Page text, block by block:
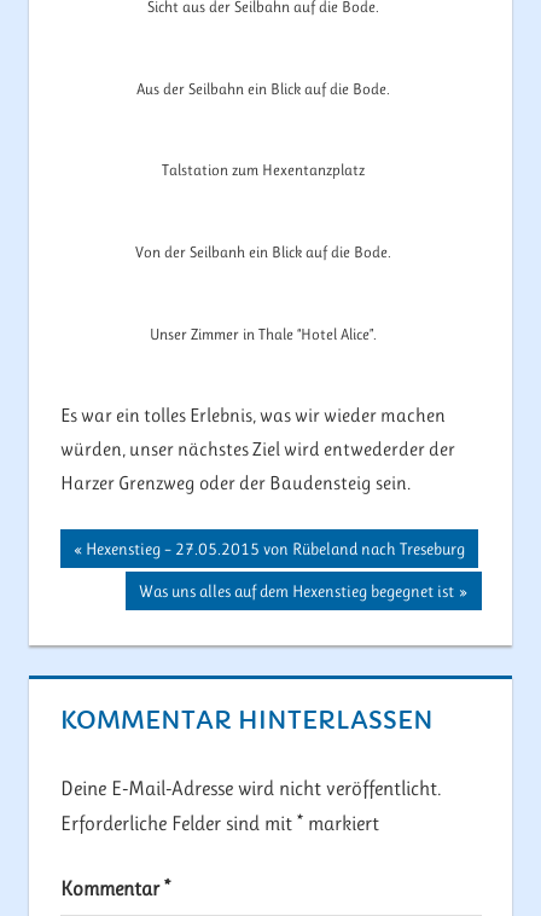
Sicht aus der Seilbahn auf die Bode.
Aus der Seilbahn ein Blick auf die Bode.
Talstation zum Hexentanzplatz
Von der Seilbanh ein Blick auf die Bode.
Unser Zimmer in Thale “Hotel Alice”.
Es war ein tolles Erlebnis, was wir wieder machen
würden, unser nächstes Ziel wird entwederder der
Harzer Grenzweg oder der Baudensteig sein.
Beitragsnavigation
Vorheriger
Beitrag:
Hexenstieg – 27.05.2015 von Rübeland nach Treseburg
Nächster
Was uns alles auf dem Hexenstieg begegnet ist
KOMMENTAR HINTERLASSEN
Deine E-Mail-Adresse wird nicht veröffentlicht.
Erforderliche Felder sind mit *markiert
Kommentar*